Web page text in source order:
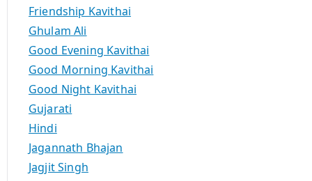
Friendship Kavithai
Ghulam Ali
Good Evening Kavithai
Good Morning Kavithai
Good Night Kavithai
Gujarati
Hindi
Jagannath Bhajan
Jagjit Singh